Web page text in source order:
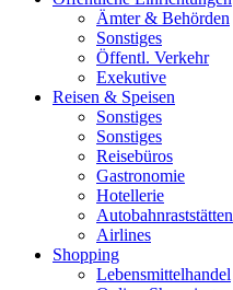
Ämter & Behörden
Sonstiges
Öffentl. Verkehr
Exekutive
Reisen & Speisen
Sonstiges
Sonstiges
Reisebüros
Gastronomie
Hotellerie
Autobahnraststätten
Airlines
Shopping
Lebensmittelhandel